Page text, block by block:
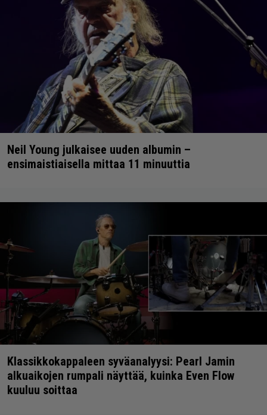
Neil Young julkaisee uuden albumin –
ensimaistiaisella mittaa 11 minuuttia
Klassikkokappaleen syväanalyysi: Pearl Jamin
alkuaikojen rumpali näyttää, kuinka Even Flow
kuuluu soittaa